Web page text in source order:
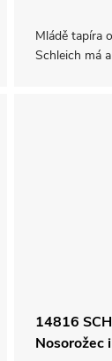
Mládě tapíra
Schleich má
14816
Nosorožec